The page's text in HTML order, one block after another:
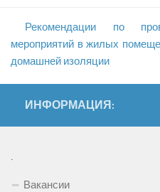
Рекомендации по
мероприятий в жилых
домашней изоляции
ИНФОРМАЦИЯ:
.
Вакансии